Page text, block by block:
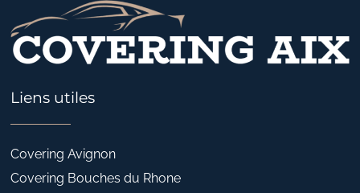
Liens utiles
Covering Avignon
Covering Bouches du Rhone